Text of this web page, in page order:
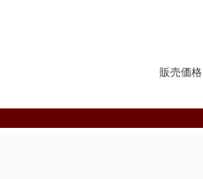
販売価格